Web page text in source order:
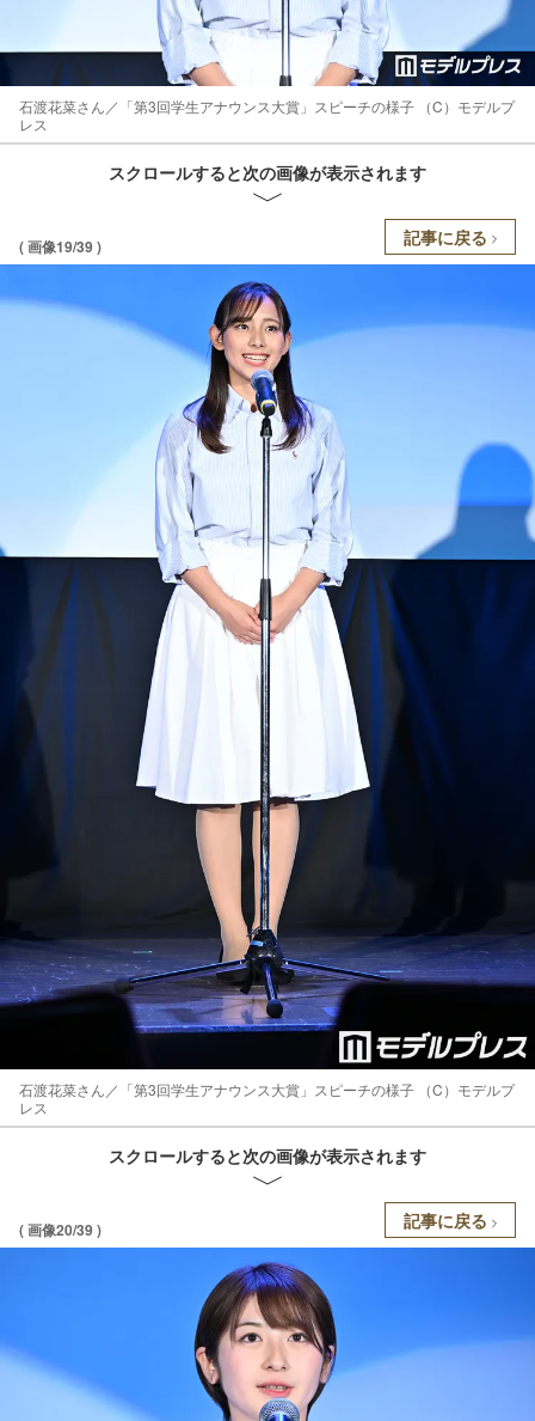
石渡花菜さん／「第3回学生アナウンス大賞」スピーチの様子 （C）モデルプ
レス
スクロールすると次の画像が表示されます
( 画像19/39 ) 記事に戻る
石渡花菜さん／「第3回学生アナウンス大賞」スピーチの様子 （C）モデルプ
レス
スクロールすると次の画像が表示されます
( 画像20/39 ) 記事に戻る